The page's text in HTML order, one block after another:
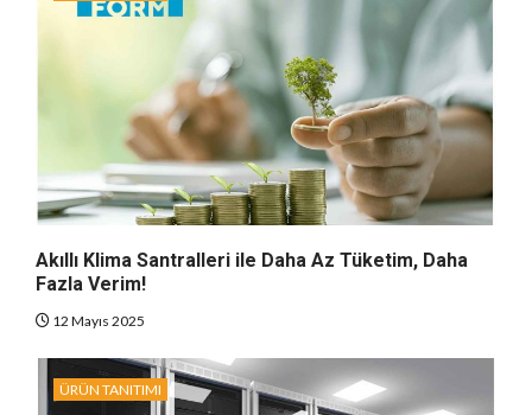
Akıllı Klima Santralleri ile Daha Az Tüketim, Daha
Fazla Verim!
12 Mayıs 2025
ÜRÜN TANITIMI